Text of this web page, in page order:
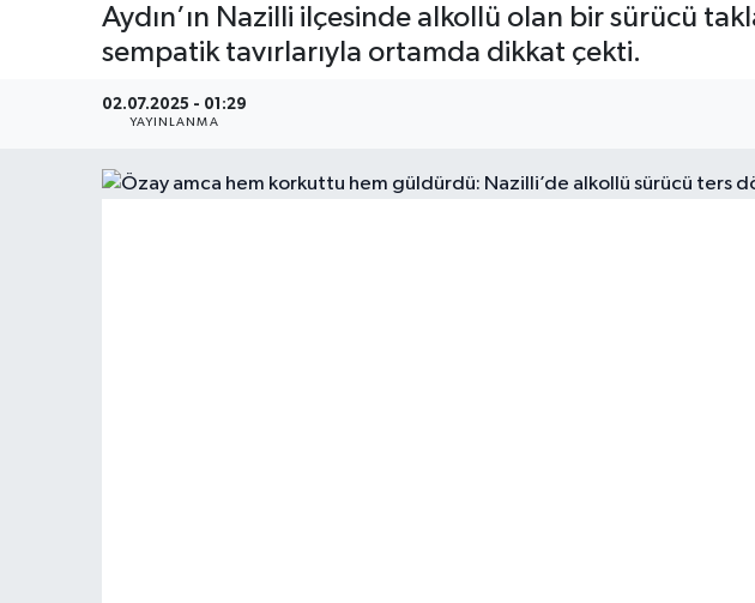
Aydın’ın Nazilli ilçesinde alkollü olan bir sürücü
sempatik tavırlarıyla ortamda dikkat çekti.
02.07.2025 - 01:29
YAYINLANMA
Eğitim
Kültür Sanat
Spor
Tüm Manşetler
Son Dakika Haberleri
Haber Arşivi